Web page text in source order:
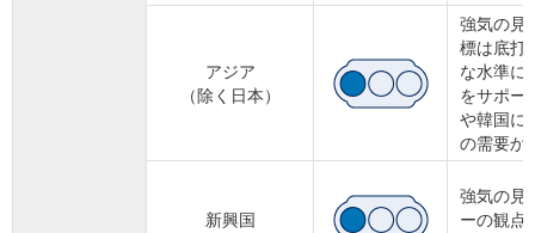
アジア
（除く日本）
強気の見
標は底打
な水準に
をサポー
や韓国に
の需要か
新興国
強気の見
ーの観点